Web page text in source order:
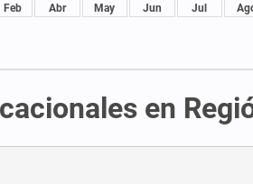
Feb Abr May Jun Jul
en